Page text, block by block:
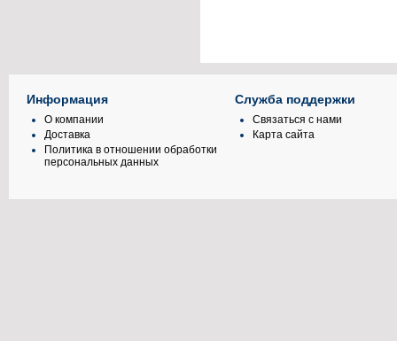
Информация
О компании
Доставка
Политика в отношении обработки
персональных данных
Служба поддержки
Связаться с нами
Карта сайта